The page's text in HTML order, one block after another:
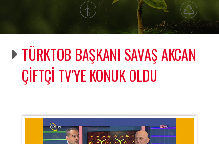
TÜRKTOB BAŞKANI SAVAŞ AKCAN
ÇİFTÇİ TV'YE KONUK OLDU